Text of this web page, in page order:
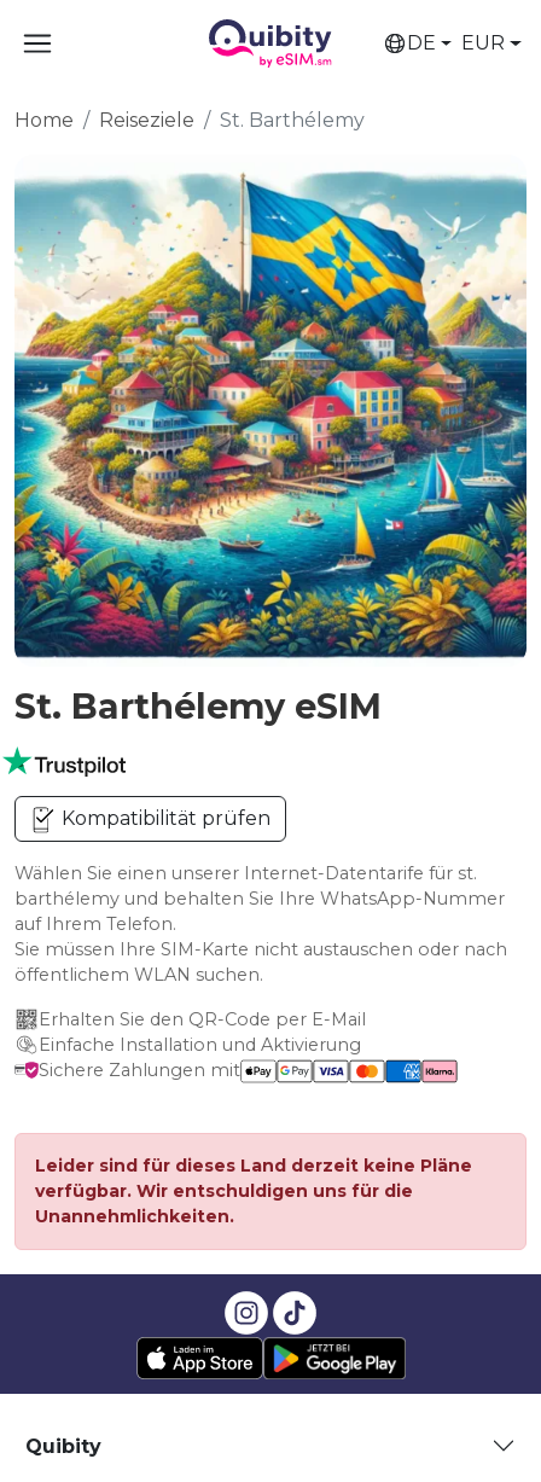
DE EUR
Home Reiseziele St. Barthélemy
St. Barthélemy eSIM
Kompatibilität prüfen
Wählen Sie einen unserer Internet-Datentarife für st.
barthélemy und behalten Sie Ihre WhatsApp-Nummer
auf Ihrem Telefon.
Sie müssen Ihre SIM-Karte nicht austauschen oder nach
öffentlichem WLAN suchen.
Erhalten Sie den QR-Code per E-Mail
Einfache Installation und Aktivierung
Sichere Zahlungen mit
Leider sind für dieses Land derzeit keine Pläne
verfügbar. Wir entschuldigen uns für die
Unannehmlichkeiten.
Quibity